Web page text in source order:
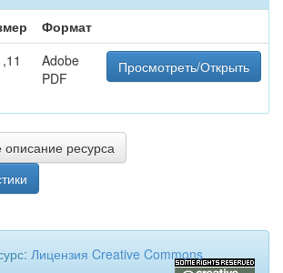
Формат
Adobe
PDF
Просмотреть/Открыть
описание ресурса
Лицензия Creative Commons